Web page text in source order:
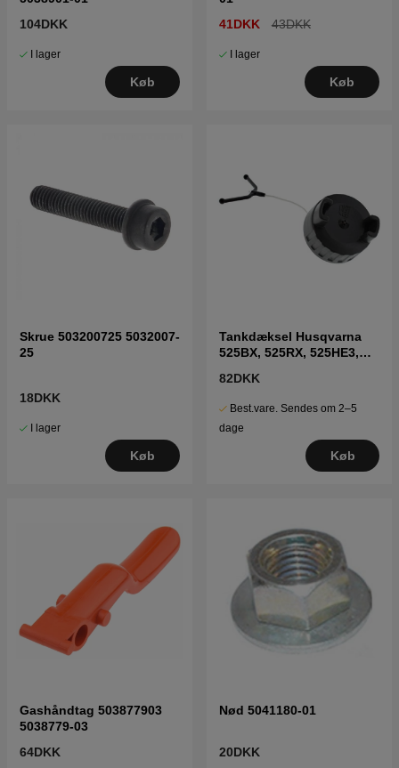
104DKK
I lager
Køb
41DKK
43DKK
I lager
Køb
Skrue 503200725 5032007-
25
18DKK
I lager
Køb
Tankdæksel Husqvarna
525BX, 525RX, 525HE3,
82DKK
Best.vare. Sendes om 2–5
dage
Køb
Gashåndtag 503877903
5038779-03
64DKK
Nød 5041180-01
20DKK